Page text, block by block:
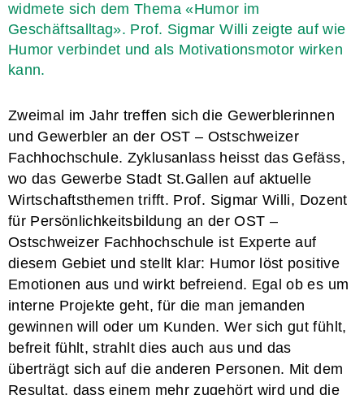
widmete sich dem Thema «Humor im
Geschäftsalltag». Prof. Sigmar Willi zeigte auf wie
Humor verbindet und als Motivationsmotor wirken
kann.
Zweimal im Jahr treffen sich die Gewerblerinnen
und Gewerbler an der OST – Ostschweizer
Fachhochschule. Zyklusanlass heisst das Gefäss,
wo das Gewerbe Stadt St.Gallen auf aktuelle
Wirtschaftsthemen trifft. Prof. Sigmar Willi, Dozent
für Persönlichkeitsbildung an der OST –
Ostschweizer Fachhochschule ist Experte auf
diesem Gebiet und stellt klar: Humor löst positive
Emotionen aus und wirkt befreiend. Egal ob es um
interne Projekte geht, für die man jemanden
gewinnen will oder um Kunden. Wer sich gut fühlt,
befreit fühlt, strahlt dies auch aus und das
überträgt sich auf die anderen Personen. Mit dem
Resultat, dass einem mehr zugehört wird und die